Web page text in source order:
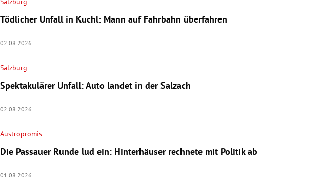
Tödlicher Unfall in Kuchl: Mann auf Fahrbahn überfahren
02.08.2026
Salzburg
Spektakulärer Unfall: Auto landet in der Salzach
02.08.2026
Austropromis
Die Passauer Runde lud ein: Hinterhäuser rechnete mit Politik ab
01.08.2026